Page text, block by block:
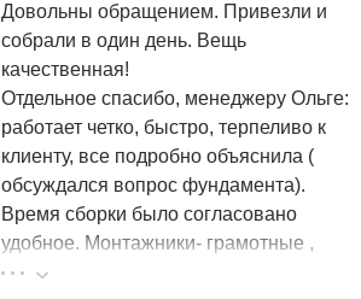
Довольны обращением. Привезли и
собрали в один день. Вещь
качественная!
Отдельное спасибо, менеджеру Ольге:
работает четко, быстро, терпеливо к
клиенту, все подробно объяснила (
обсуждался вопрос фундамента).
Время сборки было согласовано
удобное. Монтажники- грамотные ,
культурные ребята. Спасибо компании